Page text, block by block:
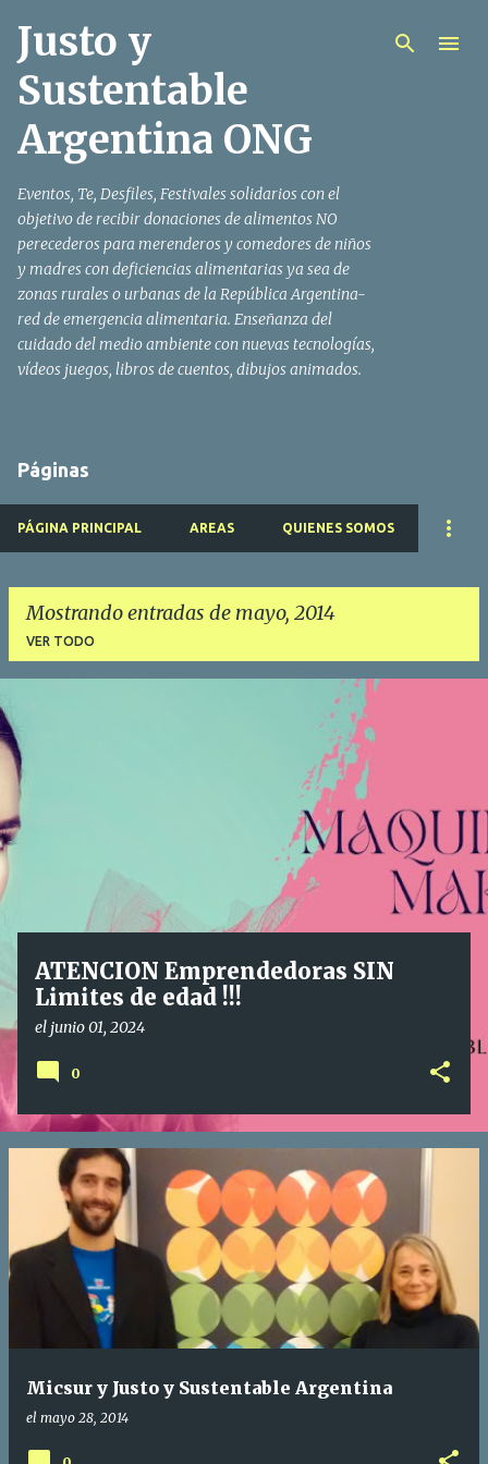
Justo y
Sustentable
Argentina ONG
Eventos, Te, Desfiles, Festivales solidarios con el
objetivo de recibir donaciones de alimentos NO
perecederos para merenderos y comedores de niños
y madres con deficiencias alimentarias ya sea de
zonas rurales o urbanas de la República Argentina-
red de emergencia alimentaria. Enseñanza del
cuidado del medio ambiente con nuevas tecnologías,
vídeos juegos, libros de cuentos, dibujos animados.
Páginas
PÁGINA PRINCIPAL AREAS QUIENES SOMOS
Mostrando entradas de mayo, 2014
VER TODO
E
n
a
d
a
ATENCION Emprendedoras SIN
Limites de edad !!!
el junio 01, 2024
0
Micsur y Justo y Sustentable Argentina
el mayo 28, 2014